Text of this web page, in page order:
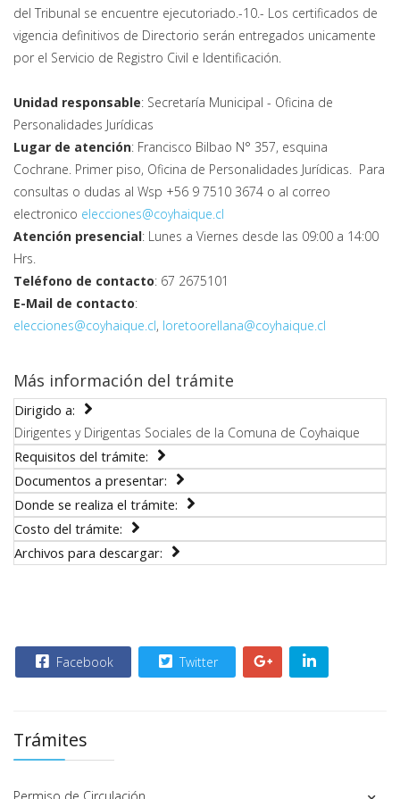
del Tribunal se encuentre ejecutoriado.-10.- Los certificados de
vigencia definitivos de Directorio serán entregados unicamente
por el Servicio de Registro Civil e Identificación.
Unidad responsable: Secretaría Municipal - Oficina de
Personalidades Jurídicas
Lugar de atención: Francisco Bilbao N° 357, esquina
Cochrane. Primer piso, Oficina de Personalidades Jurídicas. Para
consultas o dudas al Wsp +56 9 7510 3674 o al correo
electronico elecciones@coyhaique.cl
Atención presencial: Lunes a Viernes desde las 09:00 a 14:00
Hrs.
Teléfono de contacto: 67 2675101
E-Mail de contacto:
elecciones@coyhaique.cl, loretoorellana@coyhaique.cl
Más información del trámite
Dirigido a:
Dirigentes y Dirigentas Sociales de la Comuna de Coyhaique
Requisitos del trámite:
Documentos a presentar:
Donde se realiza el trámite:
Costo del trámite:
Archivos para descargar:
Facebook Twitter
Trámites